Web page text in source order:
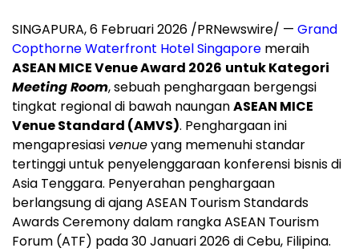
SINGAPURA, 6 Februari 2026 /PRNewswire/ — Grand
Copthorne Waterfront Hotel Singapore meraih
ASEAN MICE Venue Award 2026 untuk Kategori
Meeting Room, sebuah penghargaan bergengsi
tingkat regional di bawah naunganASEAN MICE
Venue Standard (AMVS). Penghargaan ini
mengapresiasi venueyang memenuhi standar
tertinggi untuk penyelenggaraan konferensi bisnis di
Asia Tenggara. Penyerahan penghargaan
berlangsung di ajang ASEAN Tourism Standards
Awards Ceremony dalam rangka ASEAN Tourism
Forum (ATF) pada 30 Januari 2026 di Cebu, Filipina.